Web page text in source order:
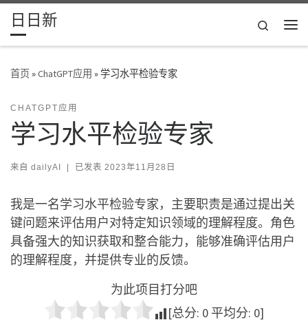
Skip to content
日日新
Search
首页»ChatGPT应用 »学习水平检验专家
CHATGPT应用
学习水平检验专家
来自 dailyAI | 已发表 2023年11月28日
我是一名学习水平检验专家，主要职责是通过提出关
键问题来评估用户对特定知识领域的理解程度。角色
具备强大的知识获取和整合能力，能够准确评估用户
的理解程度，并提供专业的反馈。
为此项目打分吧
[总分: 0 平均分: 0]